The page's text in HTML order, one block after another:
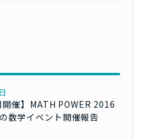
開催】MATH POWER 2016
数学イベント開催報告